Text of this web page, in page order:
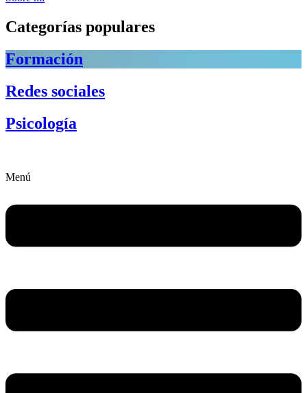
Categorías populares
Formación
Redes sociales
Psicología
Menú